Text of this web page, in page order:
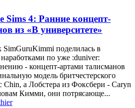
Sims 4: Ранние концепт-
из «В университете»
поделилась в
по уже :duniver:
- концепт-артами талисманов
модель бритчестерского
Chin, а Лобстера из Фоксбери - Caryn
Кимми, они потрясающе...